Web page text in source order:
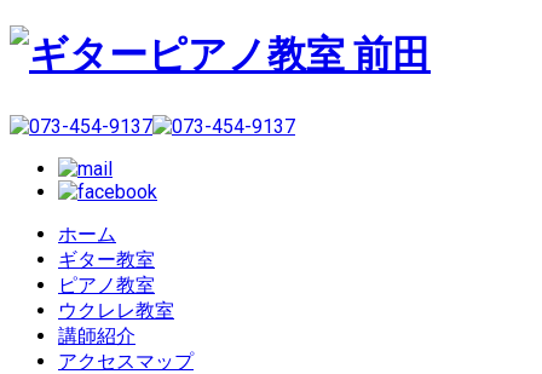
ホーム
ギター教室
ピアノ教室
ウクレレ教室
講師紹介
アクセスマップ